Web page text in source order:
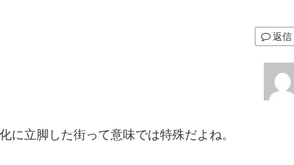
返信
に立脚した街って意味では特殊だよね。